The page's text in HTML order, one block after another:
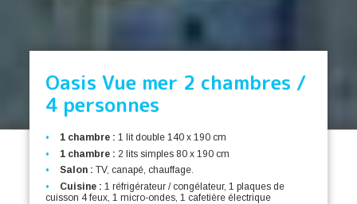
Oasis Vue mer 2 chambres /
4 personnes
1 chambre : 1 lit double 140 x 190 cm
1 chambre : 2 lits simples 80 x 190 cm
Salon : TV, canapé, chauffage.
Cuisine : 1 réfrigérateur / congélateur, 1 plaques de
cuisson 4 feux, 1 micro-ondes, 1 cafetière électrique